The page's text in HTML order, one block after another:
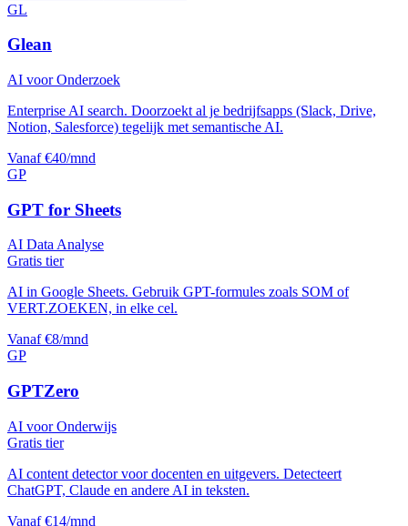
GL
Glean
AI voor Onderzoek
Enterprise AI search. Doorzoekt al je bedrijfsapps (Slack, Drive,
Notion, Salesforce) tegelijk met semantische AI.
Vanaf €40/mnd
GP
GPT for Sheets
AI Data Analyse
Gratis tier
AI in Google Sheets. Gebruik GPT-formules zoals SOM of
VERT.ZOEKEN, in elke cel.
Vanaf €8/mnd
GP
GPTZero
AI voor Onderwijs
Gratis tier
AI content detector voor docenten en uitgevers. Detecteert
ChatGPT, Claude en andere AI in teksten.
Vanaf €14/mnd